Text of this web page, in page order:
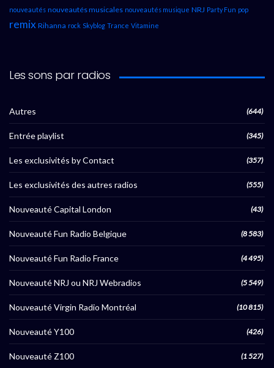
nouveautés nouveautés musicales nouveautés musique NRJ Party Fun pop
remix Rihanna rock Skyblog Trance Vitamine
Les sons par radios
Autres (644)
Entrée playlist (345)
Les exclusivités by Contact (357)
Les exclusivités des autres radios (555)
Nouveauté Capital London (43)
Nouveauté Fun Radio Belgique (8 583)
Nouveauté Fun Radio France (4 495)
Nouveauté NRJ ou NRJ Webradios (5 549)
Nouveauté Virgin Radio Montréal (10 815)
Nouveauté Y100 (426)
Nouveauté Z100 (1 527)